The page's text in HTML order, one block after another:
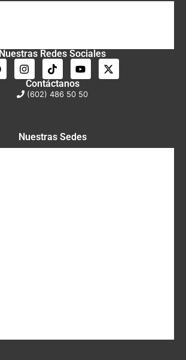
Nuestras Redes Sociales
Contáctanos
(602) 486 50 50
Nuestras Sedes